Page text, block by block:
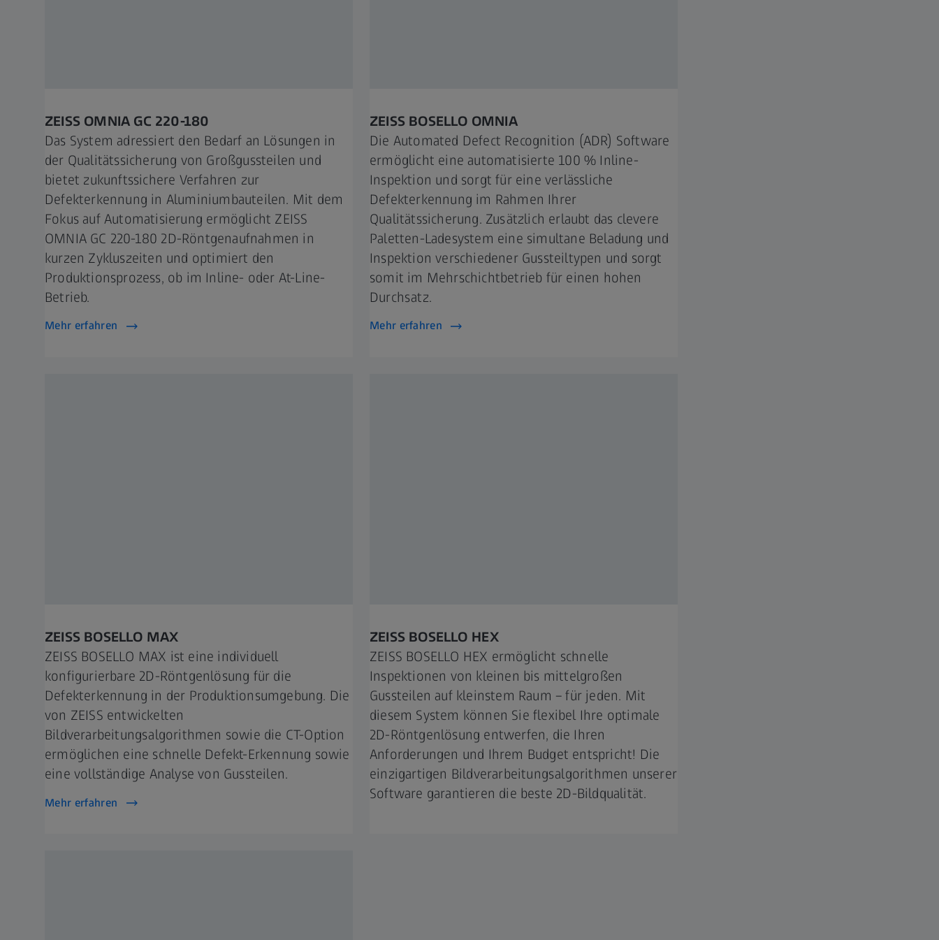
ZEISS OMNIA GC 220-180
Das System adressiert den Bedarf an Lösungen in
der Qualitätssicherung von Großgussteilen und
bietet zukunftssichere Verfahren zur
Defekterkennung in Aluminiumbauteilen. Mit dem
Fokus auf Automatisierung ermöglicht ZEISS
OMNIA GC 220-180 2D-Röntgenaufnahmen in
kurzen Zykluszeiten und optimiert den
Produktionsprozess, ob im Inline- oder At-Line-
Betrieb.
Mehr erfahren
ZEISS BOSELLO OMNIA
Die Automated Defect Recognition (ADR) Software
ermöglicht eine automatisierte 100 % Inline-
Inspektion und sorgt für eine verlässliche
Defekterkennung im Rahmen Ihrer
Qualitätssicherung. Zusätzlich erlaubt das clevere
Paletten-Ladesystem eine simultane Beladung und
Inspektion verschiedener Gussteiltypen und sorgt
somit im Mehrschichtbetrieb für einen hohen
Durchsatz.
Mehr erfahren
ZEISS BOSELLO MAX
ZEISS BOSELLO MAX ist eine individuell
konfigurierbare 2D-Röntgenlösung für die
Defekterkennung in der Produktionsumgebung. Die
von ZEISS entwickelten
Bildverarbeitungsalgorithmen sowie die CT-Option
ermöglichen eine schnelle Defekt-Erkennung sowie
eine vollständige Analyse von Gussteilen.
Mehr erfahren
ZEISS BOSELLO HEX
ZEISS BOSELLO HEX ermöglicht schnelle
Inspektionen von kleinen bis mittelgroßen
Gussteilen auf kleinstem Raum – für jeden. Mit
diesem System können Sie flexibel Ihre optimale
2D-Röntgenlösung entwerfen, die Ihren
Anforderungen und Ihrem Budget entspricht! Die
einzigartigen Bildverarbeitungsalgorithmen unserer
Software garantieren die beste 2D-Bildqualität.